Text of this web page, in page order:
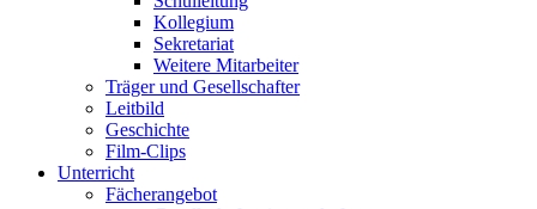
Kollegium
Sekretariat
Weitere Mitarbeiter
Träger und Gesellschafter
Leitbild
Geschichte
Film-Clips
Unterricht
Fächerangebot